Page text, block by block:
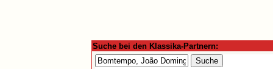
Suche bei den Klassika-Partnern: